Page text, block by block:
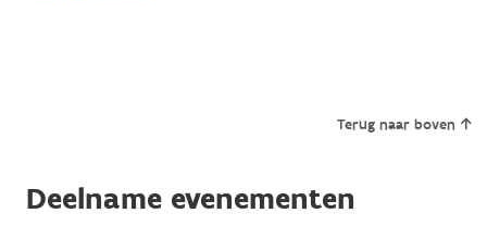
Terug naar boven
Deelname evenementen